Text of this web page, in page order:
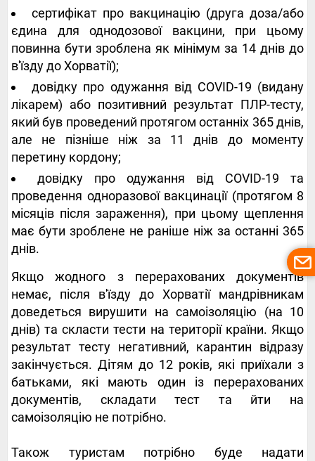
сертифікат про вакцинацію (друга доза/або
єдина для однодозової вакцини, при цьому
повинна бути зроблена як мінімум за 14 днів до
в'їзду до Хорватії);
довідку про одужання від COVID-19 (видану
лікарем) або позитивний результат ПЛР-тесту,
який був проведений протягом останніх 365 днів,
але не пізніше ніж за 11 днів до моменту
перетину кордону;
довідку про одужання від COVID-19 та
проведення одноразової вакцинації (протягом 8
місяців після зараження), при цьому щеплення
має бути зроблене не раніше ніж за останні 365
днів.
Якщо жодного з перерахованих документів
немає, після в'їзду до Хорватії мандрівникам
доведеться вирушити на самоізоляцію (на 10
днів) та скласти тести на території країни. Якщо
результат тесту негативний, карантин відразу
закінчується. Дітям до 12 років, які приїхали з
батьками, які мають один із перерахованих
документів, складати тест та йти на
самоізоляцію не потрібно.
Також туристам потрібно буде надати